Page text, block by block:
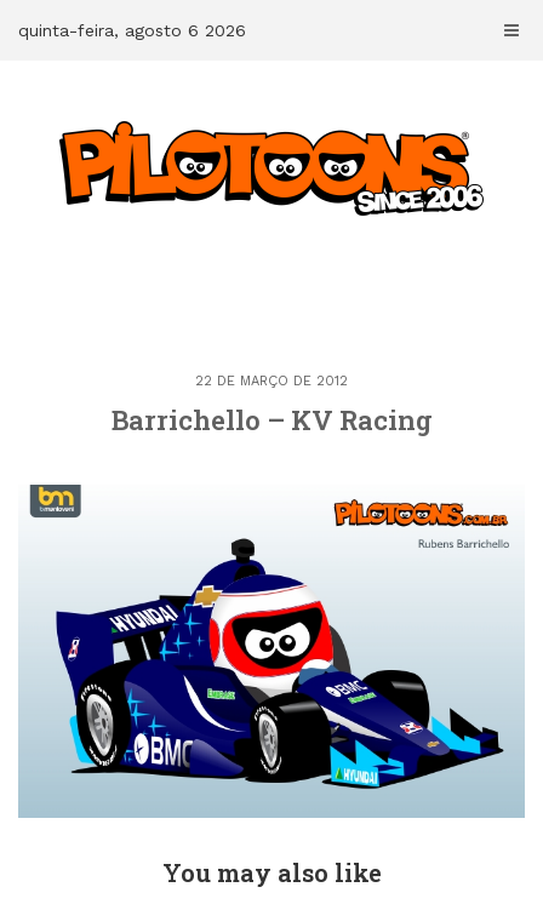
quinta-feira, agosto 6 2026
22 DE MARÇO DE 2012
Barrichello – KV Racing
You may also like